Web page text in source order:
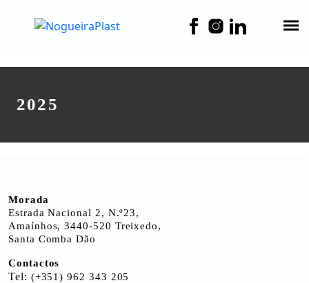
2025
Morada
Estrada Nacional 2, N.º23,
Amaínhos, 3440-520 Treixedo,
Santa Comba Dão
Contactos
Tel: (+351) 962 343 205